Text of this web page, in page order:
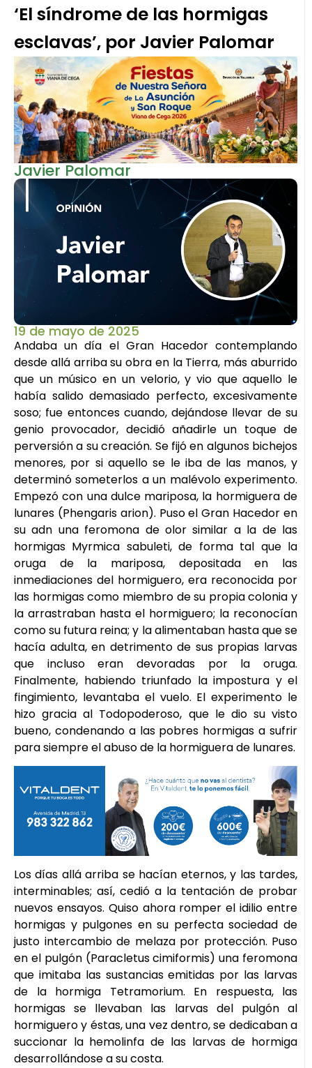
‘El síndrome de las hormigas
esclavas’, por Javier Palomar
Javier Palomar
19 de mayo de 2025
Andaba un día el Gran Hacedor contemplando
desde allá arriba su obra en la Tierra, más aburrido
que un músico en un velorio, y vio que aquello le
había salido demasiado perfecto, excesivamente
soso; fue entonces cuando, dejándose llevar de su
genio provocador, decidió añadirle un toque de
perversión a su creación. Se fijó en algunos bichejos
menores, por si aquello se le iba de las manos, y
determinó someterlos a un malévolo experimento.
Empezó con una dulce mariposa, la hormiguera de
lunares (Phengaris arion). Puso el Gran Hacedor en
su adn una feromona de olor similar a la de las
hormigas Myrmica sabuleti, de forma tal que la
oruga de la mariposa, depositada en las
inmediaciones del hormiguero, era reconocida por
las hormigas como miembro de su propia colonia y
la arrastraban hasta el hormiguero; la reconocían
como su futura reina; y la alimentaban hasta que se
hacía adulta, en detrimento de sus propias larvas
que incluso eran devoradas por la oruga.
Finalmente, habiendo triunfado la impostura y el
fingimiento, levantaba el vuelo. El experimento le
hizo gracia al Todopoderoso, que le dio su visto
bueno, condenando a las pobres hormigas a sufrir
para siempre el abuso de la hormiguera de lunares.
Los días allá arriba se hacían eternos, y las tardes,
interminables; así, cedió a la tentación de probar
nuevos ensayos. Quiso ahora romper el idilio entre
hormigas y pulgones en su perfecta sociedad de
justo intercambio de melaza por protección. Puso
en el pulgón (Paracletus cimiformis) una feromona
que imitaba las sustancias emitidas por las larvas
de la hormiga Tetramorium. En respuesta, las
hormigas se llevaban las larvas del pulgón al
hormiguero y éstas, una vez dentro, se dedicaban a
succionar la hemolinfa de las larvas de hormiga
desarrollándose a su costa.